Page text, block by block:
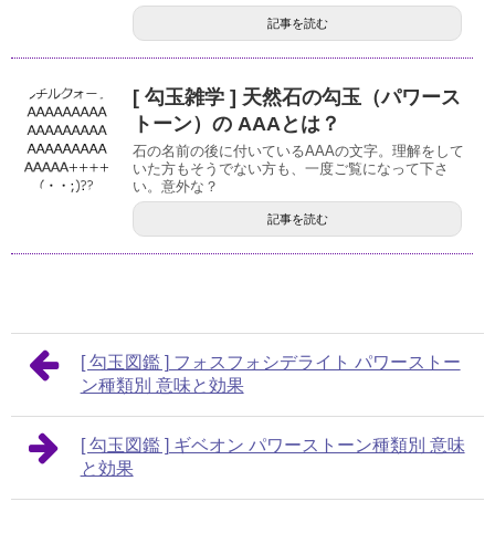
記事を読む
[ 勾玉雑学 ] 天然石の勾玉（パワース
トーン）の AAAとは？
石の名前の後に付いているAAAの文字。理解をして
いた方もそうでない方も、一度ご覧になって下さ
い。意外な？
記事を読む
[ 勾玉図鑑 ] フォスフォシデライト パワーストー
ン種類別 意味と効果
[ 勾玉図鑑 ] ギベオン パワーストーン種類別 意味
と効果